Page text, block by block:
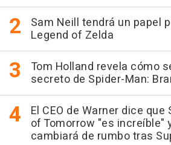
Sam Neill tendrá un papel
Legend of Zelda
Tom Holland revela cómo
secreto de Spider-Man:
El CEO de Warner dice
of Tomorrow "es increíble"
cambiará de rumbo tras